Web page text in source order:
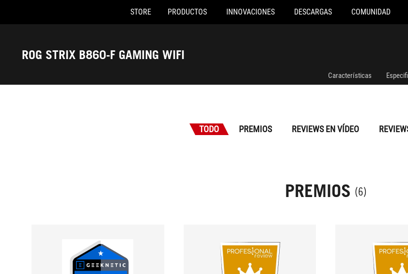
Accessibility links
STORE PRODUCTOS INNOVACIONES DESCARGAS COMUNIDAD
ROG STRIX B860-F GAMING WIFI
Características
TODO PREMIOS REVIEWS EN VÍDEO
PREMIOS (6)